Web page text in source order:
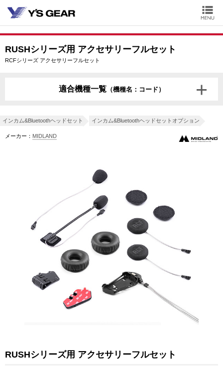
RUSHシリーズ用 アクセサリーフルセット
RCFシリーズ アクセサリーフルセット
適合機種一覧（機種名：コード）
インカム&Bluetoothヘッドセット インカム&Bluetoothヘッドセットオプション
メーカー： MIDLAND
RUSHシリーズ用 アクセサリーフルセット